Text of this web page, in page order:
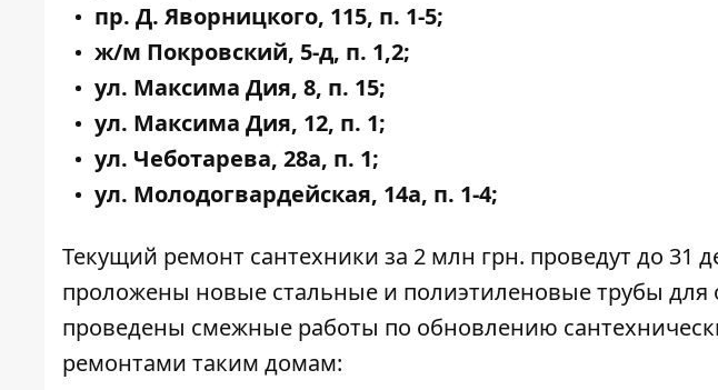
пр. Д. Яворницкого, 115, п. 1-5;
ж/м Покровский, 5-д, п. 1,2;
ул. Максима Дия, 8, п. 15;
ул. Максима Дия, 12, п. 1;
ул. Чеботарева, 28а, п. 1;
ул. Молодогвардейская, 14а, п. 1-4;
Текущий ремонт сантехники за 2 млн грн. проведут до 31
проложены новые стальные и полиэтиленовые трубы для
проведены смежные работы по обновлению
ремонтами таким домам: